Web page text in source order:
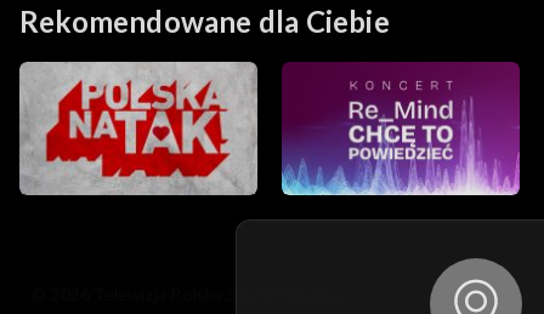
Rekomendowane dla Ciebie